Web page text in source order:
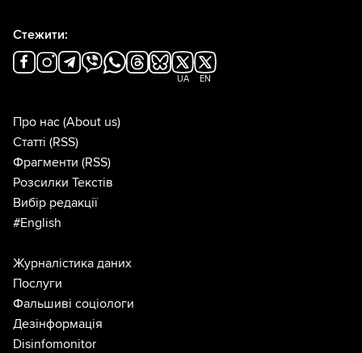
Стежити:
UA EN
Про нас (About us)
Статті (RSS)
Фрагменти (RSS)
Розсилки Текстів
Вибір редакції
#English
Журналістика даних
Послуги
Фальшиві соціологи
Дезінформація
Disinfomonitor